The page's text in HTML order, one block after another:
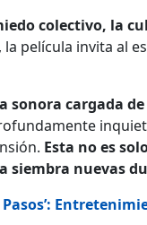
colectivo, la
película invita al
sonora cargada
Esta no es
siembra nuevas